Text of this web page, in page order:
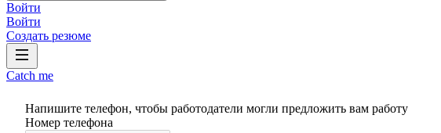
Войти
Войти
Создать резюме
Catch me
Напишите телефон, чтобы работодатели могли предложить вам работу
Номер телефона